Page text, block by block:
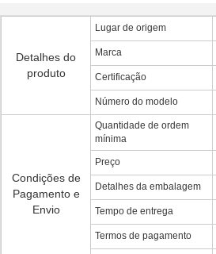
Detalhes do
produto
Lugar de origem
Marca
Certificação
Número do modelo
Condições de
Pagamento e
Envio
Quantidade de ordem
mínima
Preço
Detalhes da embalagem
Tempo de entrega
Termos de pagamento